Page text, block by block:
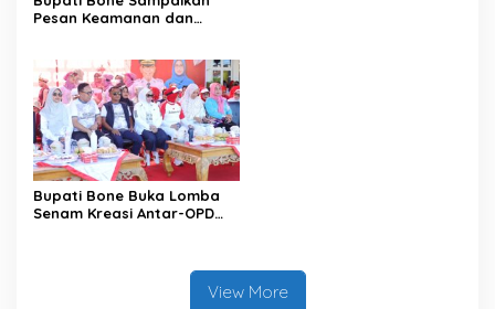
Pesan Keamanan dan
Bupati Bone Buka Lomba
Senam Kreasi Antar-OPD
View More